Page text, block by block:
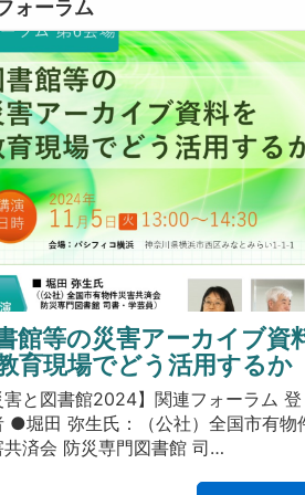
ォーラム
館等の災害アーカイブ資
育現場でどう活用するか
害と図書館2024】関連フォーラム 登
●堀田 弥生氏：（公社）全国市有物
共済会 防災専門図書館 司…